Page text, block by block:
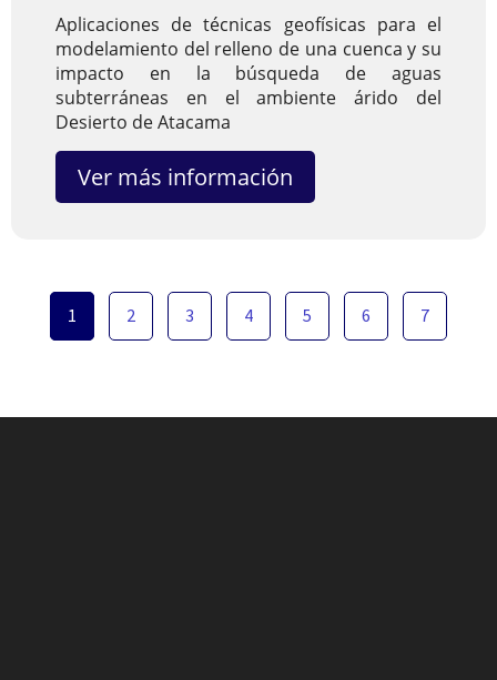
Aplicaciones de técnicas geofísicas para el
modelamiento del relleno de una cuenca y su
impacto en la búsqueda de aguas
subterráneas en el ambiente árido del
Desierto de Atacama
Ver más información
1 2 3 4 5 6 7